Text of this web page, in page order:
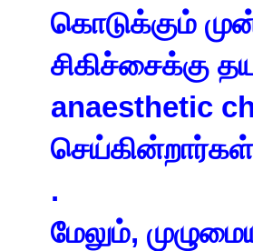
கொடுக்கும்
சிகிச்சைக்கு
anaesthetic
.
மேலும்,